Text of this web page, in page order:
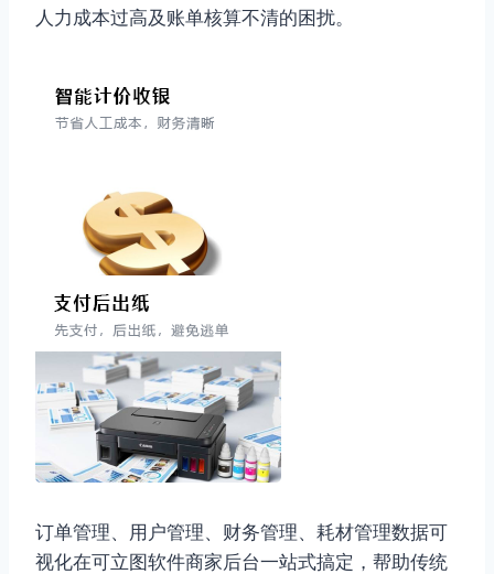
人力成本过高及账单核算不清的困扰。
订单管理、用户管理、财务管理、耗材管理数据可
视化在可立图软件商家后台一站式搞定，帮助传统